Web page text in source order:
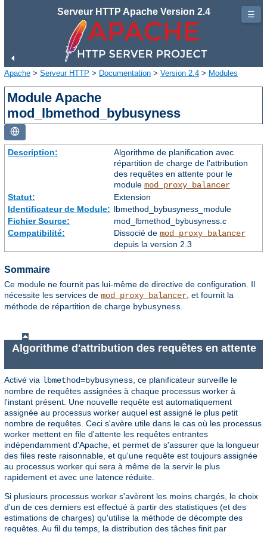
Serveur HTTP Apache Version 2.4
Apache > Serveur HTTP > Documentation > Version 2.4 > Modules
Module Apache
mod_lbmethod_bybusyness
Description:
Algorithme de planification avec
répartition de charge de l'attribution
des requêtes en attente pour le
module mod_proxy_balancer
Statut:
Extension
Identificateur de Module: lbmethod_bybusyness_module
Fichier Source:
mod_lbmethod_bybusyness.c
Compatibilité:
Dissocié de mod_proxy_balancer
depuis la version 2.3
Sommaire
Ce module ne fournit pas lui-même de directive de configuration. Il
nécessite les services de mod_proxy_balancer , et fournit la
méthode de répartition de charge bybusyness
Algorithme d'attribution des requêtes en attente
Activé via lbmethod=bybusyness, ce planificateur surveille le
nombre de requêtes assignées à chaque processus worker à
l'instant présent. Une nouvelle requête est automatiquement
assignée au processus worker auquel est assigné le plus petit
nombre de requêtes. Ceci s'avère utile dans le cas où les processus
worker mettent en file d'attente les requêtes entrantes
indépendamment d'Apache, et permet de s'assurer que la longueur
des files reste raisonnable, et qu'une requête est toujours assignée
au processus worker qui sera à même de la servir le plus
rapidement et avec une latence réduite.
Si plusieurs processus worker s'avèrent les moins chargés, le choix
d'un de ces derniers est effectué à partir des statistiques (et des
estimations de charges) qu'utilise la méthode de décompte des
requêtes. Au fil du temps, la distribution des tâches finit par
☰